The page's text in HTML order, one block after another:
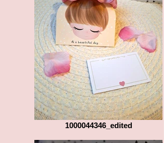
1000044346_edited